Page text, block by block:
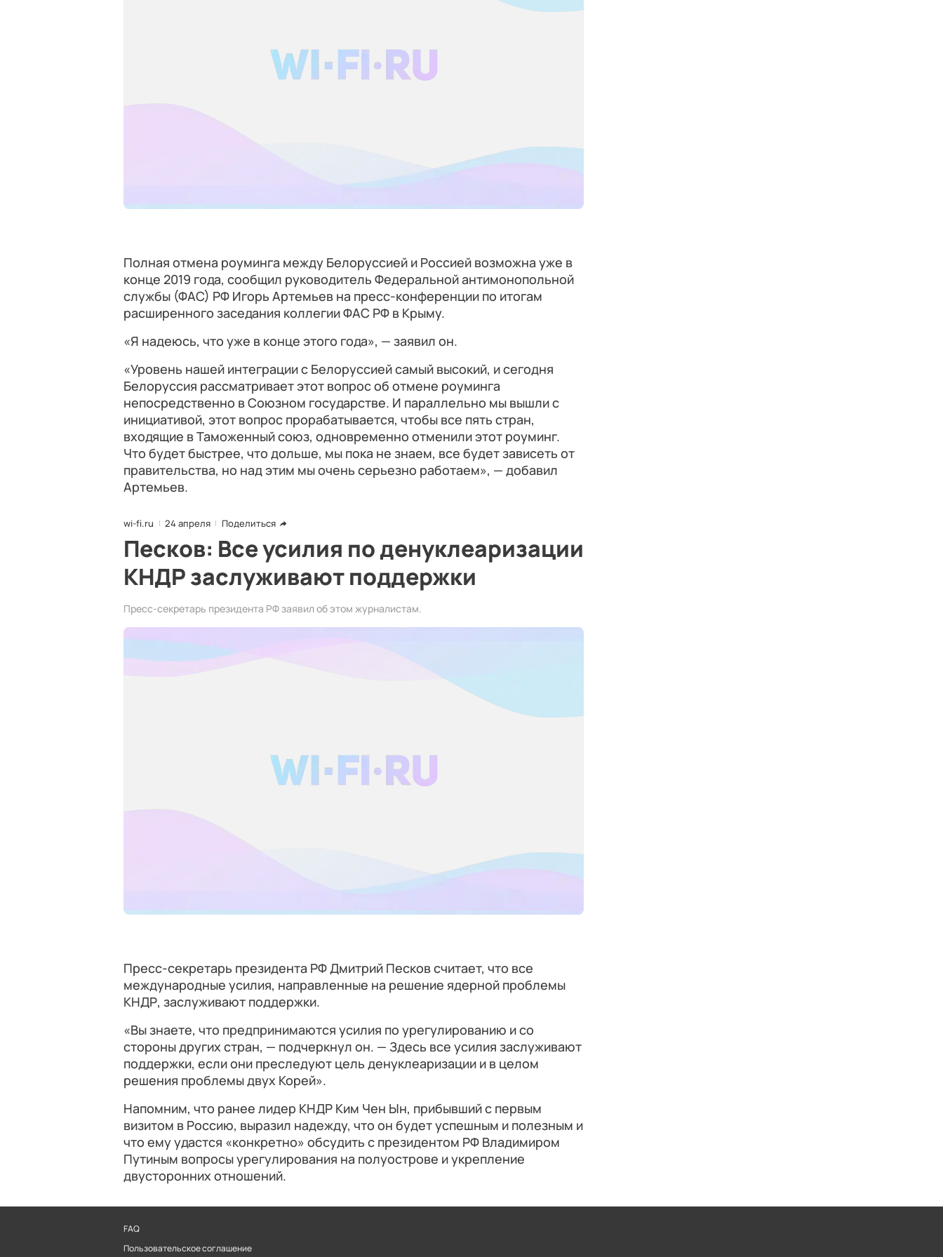
Полная отмена роуминга между Белоруссией и Россией возможна уже в
конце 2019 года, сообщил руководитель Федеральной антимонопольной
службы (ФАС) РФ Игорь Артемьев на пресс-конференции по итогам
расширенного заседания коллегии ФАС РФ в Крыму.
«Я надеюсь, что уже в конце этого года», — заявил он.
«Уровень нашей интеграции с Белоруссией самый высокий, и сегодня
Белоруссия рассматривает этот вопрос об отмене роуминга
непосредственно в Союзном государстве. И параллельно мы вышли с
инициативой, этот вопрос прорабатывается, чтобы все пять стран,
входящие в Таможенный союз, одновременно отменили этот роуминг.
Что будет быстрее, что дольше, мы пока не знаем, все будет зависеть от
правительства, но над этим мы очень серьезно работаем», — добавил
Артемьев.
wi-fi.ru 24 апреля Поделиться
Песков: Все усилия по денуклеаризации
КНДР заслуживают поддержки
Пресс-секретарь президента РФ заявил об этом журналистам.
Пресс-секретарь президента РФ Дмитрий Песков считает, что все
международные усилия, направленные на решение ядерной проблемы
КНДР, заслуживают поддержки.
«Вы знаете, что предпринимаются усилия по урегулированию и со
стороны других стран, — подчеркнул он. — Здесь все усилия заслуживают
поддержки, если они преследуют цель денуклеаризации и в целом
решения проблемы двух Корей».
Напомним, что ранее лидер КНДР Ким Чен Ын, прибывший с первым
визитом в Россию, выразил надежду, что он будет успешным и полезным и
что ему удастся «конкретно» обсудить с президентом РФ Владимиром
Путиным вопросы урегулирования на полуострове и укрепление
двусторонних отношений.
FAQ
Пользовательское соглашение